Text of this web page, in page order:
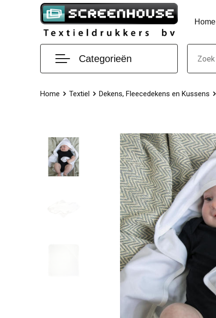
Home
Categorieën
Home Textiel Dekens, Fleecedekens en Kussens